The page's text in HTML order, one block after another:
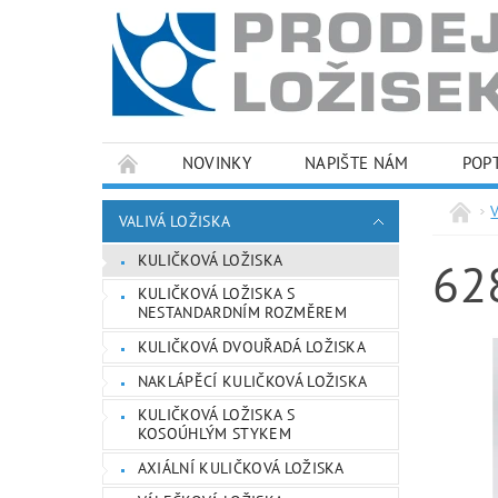
NOVINKY NAPIŠTE NÁM
PODMÍNKY OCHRANY OSOBNÍCH ÚDAJŮ
VALIVÁ LOŽISKA
KULIČKOVÁ LOŽISKA
KULIČKOVÁ LOŽISKA S
NESTANDARDNÍM ROZMĚREM
KULIČKOVÁ DVOUŘADÁ LOŽISKA
NAKLÁPĚCÍ KULIČKOVÁ LOŽISKA
KULIČKOVÁ LOŽISKA S
KOSOÚHLÝM STYKEM
AXIÁLNÍ KULIČKOVÁ LOŽISKA